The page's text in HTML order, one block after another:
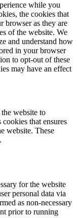
while you
the cookies that
browser as they are
of the website. We
and understand how
in your browser
to opt-out of these
may have an effect
website to
that ensures
website. These
for the website
personal data via
as non-necessary
prior to running